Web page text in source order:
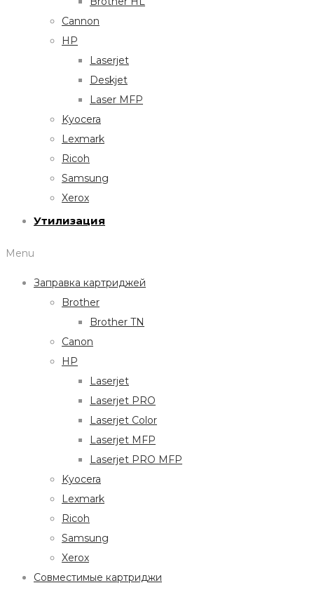
Cannon
HP
Laserjet
Deskjet
Laser MFP
Kyocera
Lexmark
Ricoh
Samsung
Xerox
Утилизация
Menu
Заправка картриджей
Brother
Brother TN
Canon
HP
Laserjet
Laserjet PRO
Laserjet Color
Laserjet MFP
Laserjet PRO MFP
Kyocera
Lexmark
Ricoh
Samsung
Xerox
Совместимые картриджи